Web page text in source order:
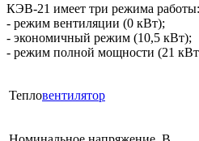
КЭВ-21 имеет три режима работы:
- режим вентиляции (0 кВт);
- экономичный режим (10,5 кВт);
- режим полной мощности (21
Тепловентилятор